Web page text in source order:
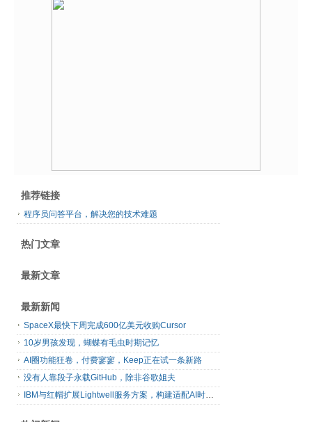
推荐链接
程序员问答平台，解决您的技术难题
热门文章
最新文章
最新新闻
SpaceX最快下周完成600亿美元收购Cursor
10岁男孩发现，蝴蝶有毛虫时期记忆
AI圈功能狂卷，付费寥寥，Keep正在试一条新路
没有人靠段子永载GitHub，除非谷歌姐夫
IBM与红帽扩展Lightwell服务方案，构建适配AI时代开源生态的可信基础设施